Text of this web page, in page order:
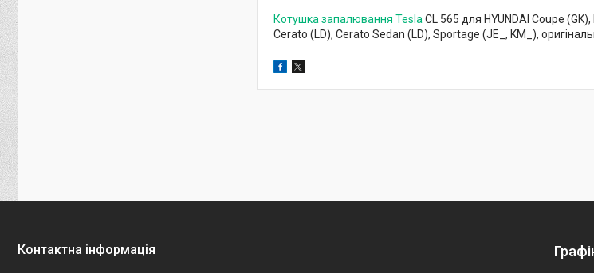
Котушка запалювання TeslaCL 565 для HYUNDAI Coupe
Cerato (LD), Cerato Sedan (LD), Sportage (JE_, KM_),